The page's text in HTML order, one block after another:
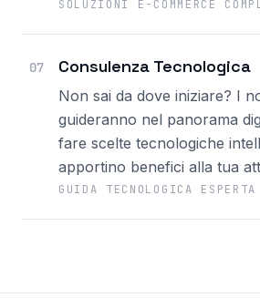
SOLUZIONI E-COMMERCE
07 Consulenza Tecnologica
Non sai da dove iniziare? I
guideranno nel panorama
fare scelte tecnologiche
apportino benefici alla tua
GUIDA TECNOLOGICA ESPERTA